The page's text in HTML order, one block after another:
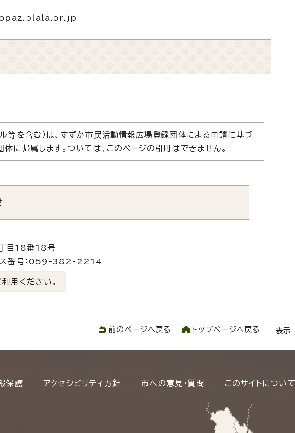
等を含む）は、すずか市民活動情報広場登録団体による申請に基づ
に帰属します。ついては、このページの引用はできません。
目18番18号
番号：059-382-2214
用ください。
前のページへ戻る トップページへ戻る 表示
保護 アクセシビリティ方針 市への意見・質問 このサイトについて